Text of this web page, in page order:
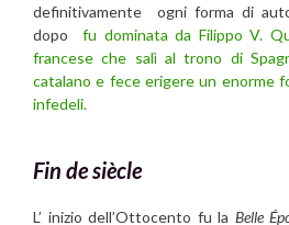
definitivamente ogni forma di
dopo fu dominata da Filippo V.
francese che salì al trono di
catalano e fece erigere un enorme
infedeli.
Fin de siècle
L’ inizio dell’Ottocento fu la Belle